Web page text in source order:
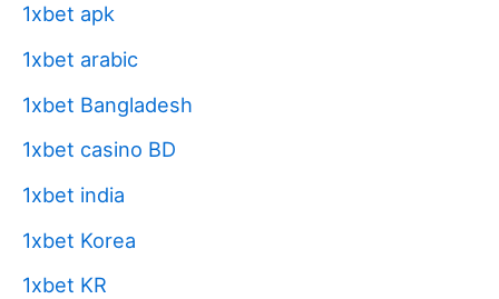
1xbet apk
1xbet arabic
1xbet Bangladesh
1xbet casino BD
1xbet india
1xbet Korea
1xbet KR